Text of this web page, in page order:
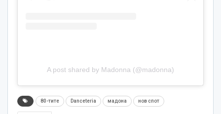
A post shared by Madonna (@madonna)
80-тите Danceteria мадона нов спот